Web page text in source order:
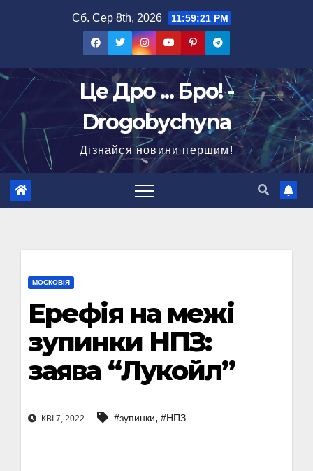
Сб. Сер 8th, 2026 11:59:22 PM
Це Дро ... Бро! -
Drogobychyna
Дізнайся новини першим!
МОСКОВІЯ
Ерефія на межі
зупинки НПЗ:
заява “Лукойл”
КВІ 7, 2022 #зупинки, #НПЗ